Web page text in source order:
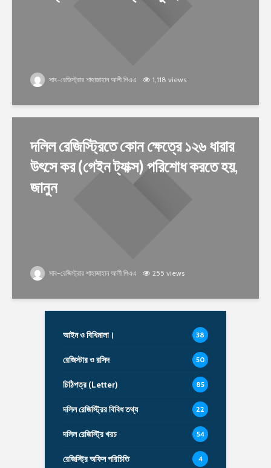
সাব-রেজিস্ট্রার শাহাজাহান আলী পিএএ 1,118 views
দলিল রেজিস্ট্রিতে কোন ক্ষেত্রে ১২৬ ধারার
উৎসে কর (গেইন ট্যাক্স) পরিশোধ করতে হয়,
জানুন
সাব-রেজিস্ট্রার শাহাজাহান আলী পিএএ 255 views
আইন ও বিধিমালা। 38
রেজিস্টার ও রসিদ 50
চিঠিপত্র (Letter) 85
দলিল রেজিস্ট্রির বিবিধ তথ্য 22
দলিল রেজিস্ট্রি খরচ 54
রেজিস্ট্রি অফিস পরিচিতি 4